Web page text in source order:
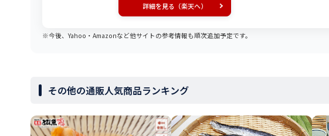
詳細を見る（楽天へ）
※今後、Yahoo・Amazonなど他サイトの参考情報も順次追加予定です。
その他の通販人気商品ランキング